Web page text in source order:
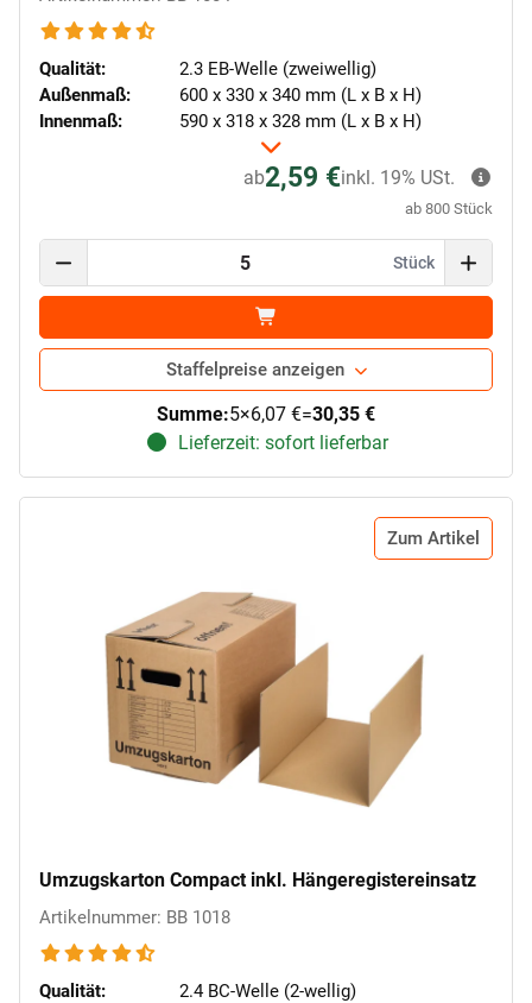
Qualität:
2.3 EB-Welle (zweiwellig)
Außenmaß:
600 x 330 x 340 mm (L x B x H)
Innenmaß:
590 x 318 x 328 mm (L x B x H)
ab2,59 €
ab 800 Stück
inkl. 19% USt.
Stück
Staffelpreise anzeigen
Summe:5×6,07 €=30,35 €
Lieferzeit: sofort lieferbar
Zum Artikel
Umzugskarton Compact inkl. Hängeregistereinsatz
Artikelnummer: BB 1018
Qualität:
2.4 BC-Welle (2-wellig)